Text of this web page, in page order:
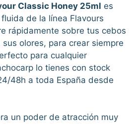
Classic Honey 25ml es
de la línea Flavours
rápidamente sobre tus cebos
olores, para crear siempre
para cualquier
lo tienes con stock
48h a toda España desde
un poder de atracción muy